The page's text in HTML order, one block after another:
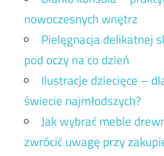
nowoczesnych wnętrz
Pielęgnacja delikatnej
pod oczy na co dzień
Ilustracje dziecięce –
świecie najmłodszych?
Jak wybrać meble
zwrócić uwagę przy